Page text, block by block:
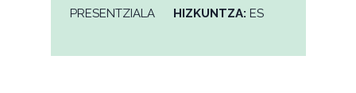
PRESENTZIALA
HIZKUNTZA: ES